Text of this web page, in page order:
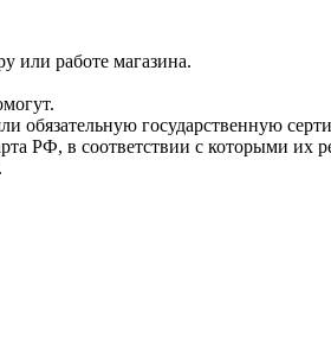
или работе магазина.
обязательную государственную
РФ, в соответствии с которыми их